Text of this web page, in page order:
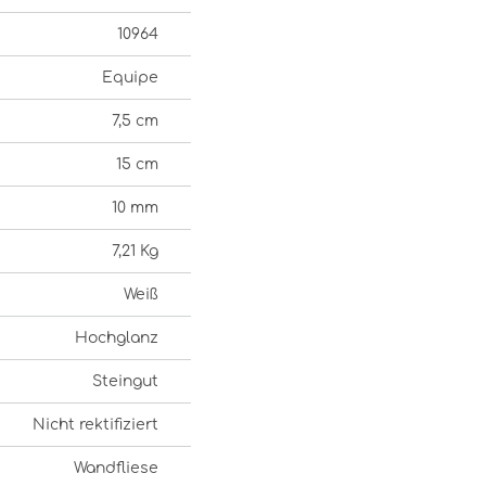
10964
Equipe
7,5 cm
15 cm
10 mm
7,21 Kg
Weiß
Hochglanz
Steingut
Nicht rektifiziert
Wandfliese